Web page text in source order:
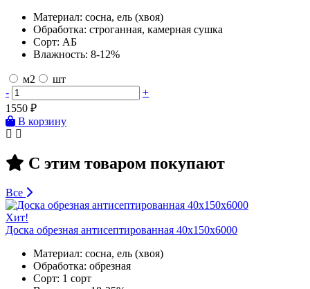
Материал: сосна, ель (хвоя)
Обработка: строганная, камерная сушка
Сорт: АБ
Влажность: 8-12%
м2
шт
-
+
1550 ₽
В корзину
С этим товаром покупают
Все
Хит!
Доска обрезная антисептированная 40х150х6000
Материал: сосна, ель (хвоя)
Обработка: обрезная
Сорт: 1 сорт